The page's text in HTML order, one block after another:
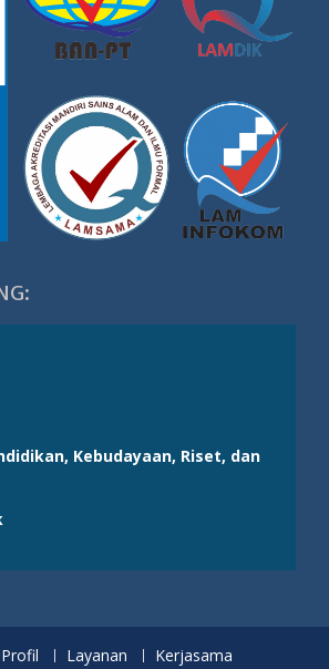
Kebudayaan, Riset, dan
Profil Layanan
Kerjasama